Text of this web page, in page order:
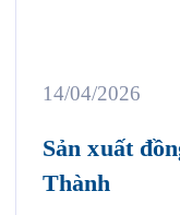
14/04/2026
Sản xuất
Thành